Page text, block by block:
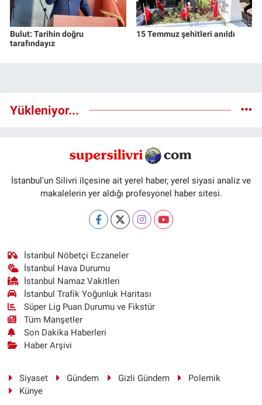
Bulut: Tarihin doğru
tarafındayız
15 Temmuz şehitleri anıldı
Yükleniyor...
İstanbul'un Silivri ilçesine ait yerel haber, yerel siyasi analiz ve
makalelerin yer aldığı profesyonel haber sitesi.
İstanbul Nöbetçi Eczaneler
İstanbul Hava Durumu
İstanbul Namaz Vakitleri
İstanbul Trafik Yoğunluk Haritası
Süper Lig Puan Durumu ve Fikstür
Tüm Manşetler
Son Dakika Haberleri
Haber Arşivi
Siyaset Gündem Gizli Gündem
Polemik
Künye